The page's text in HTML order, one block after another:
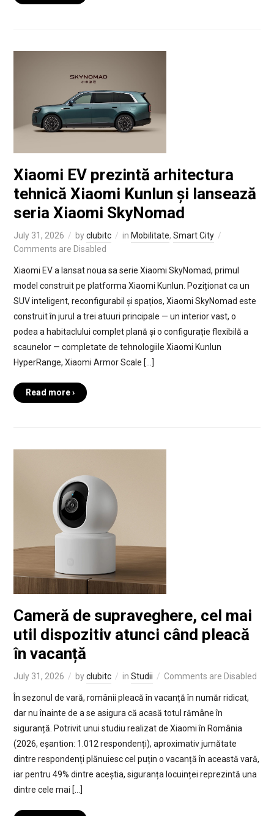
Xiaomi EV prezintă arhitectura
tehnică Xiaomi Kunlun și lansează
seria Xiaomi SkyNomad
July 31, 2026 byclubitc in Mobilitate, Smart City
Comments are Disabled
Xiaomi EV a lansat noua sa serie Xiaomi SkyNomad, primul
model construit pe platforma Xiaomi Kunlun. Poziționat ca un
SUV inteligent, reconfigurabil și spațios, Xiaomi SkyNomad este
construit în jurul a trei atuuri principale — un interior vast, o
podea a habitaclului complet plană și o configurație flexibilă a
scaunelor — completate de tehnologiile Xiaomi Kunlun
HyperRange, Xiaomi Armor Scale […]
Read more ›
Cameră de supraveghere, cel mai
util dispozitiv atunci când pleacă
în vacanță
July 31, 2026 byclubitc in Studii Comments are Disabled
În sezonul de vară, românii pleacă în vacanță în număr ridicat,
dar nu înainte de a se asigura că acasă totul rămâne în
siguranță. Potrivit unui studiu realizat de Xiaomi în România
(2026, eșantion: 1.012 respondenți), aproximativ jumătate
dintre respondenți plănuiesc cel puțin o vacanță în această vară,
iar pentru 49% dintre aceștia, siguranța locuinței reprezintă una
dintre cele mai […]